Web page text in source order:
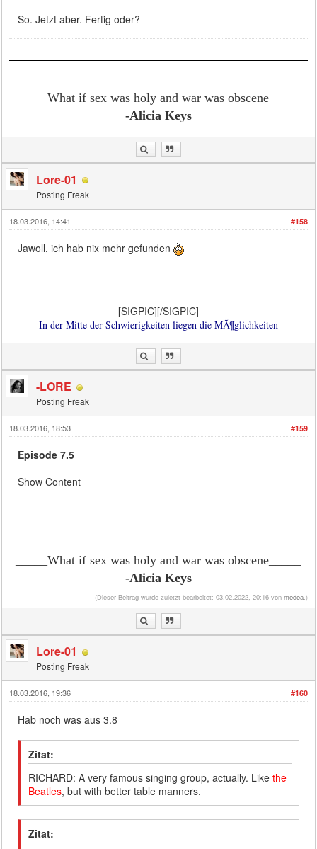
So. Jetzt aber. Fertig oder?
_____What if sex was holy and war was obscene
-Alicia Keys
Lore-01
Posting Freak
#158
18.03.2016, 14:41
Jawoll, ich hab nix mehr gefunden
[SIGPIC][/SIGPIC]
In der Mitte der Schwierigkeiten liegen die MÃ¶glichkeiten
-LORE
Posting Freak
#159
18.03.2016, 18:53
Episode 7.5
Show Content
_____What if sex was holy and war was obscene
-Alicia Keys
(Dieser Beitrag wurde zuletzt bearbeitet: 03.02.2022, 20:16 von medea.)
Lore-01
Posting Freak
#160
18.03.2016, 19:36
Hab noch was aus 3.8
Zitat:
RICHARD: A very famous singing group, actually. Likethe
Beatles, but with better table manners.
Zitat: